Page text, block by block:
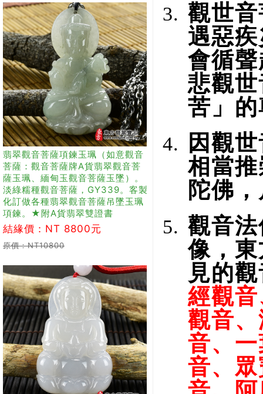
翡翠觀音菩薩項鍊玉珮（如意觀音
菩薩：觀音菩薩牌A貨翡翠觀音菩
薩玉珮、緬甸玉觀音菩薩玉墜）。
淡綠糯種觀音菩薩，GY339。客製
化訂做各種翡翠觀音菩薩吊墜玉珮
項鍊。★附A貨翡翠雙證書
結緣價：NT 8800元
原價：NT10800
觀世
遇惡
會循
悲觀
苦」
因觀
相當
陀佛
觀音
像，
見的
經觀
觀音
音、
音、